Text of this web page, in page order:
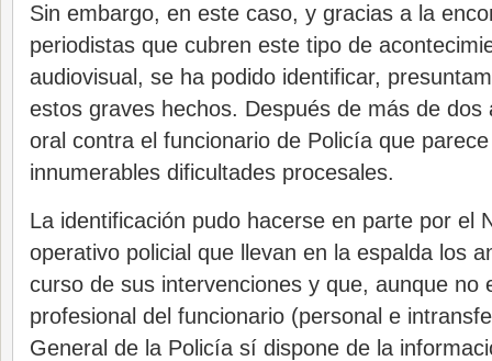
Sin embargo, en este caso, y gracias a la
periodistas que cubren este tipo de
audiovisual, se ha podido identificar,
estos graves hechos. Después de más de dos
oral contra el funcionario de Policía que
innumerables dificultades procesales.
La identificación pudo hacerse en parte por el
operativo policial que llevan en la espalda los
curso de sus intervenciones y que, aunque no
profesional del funcionario (personal e
General de la Policía sí dispone de la